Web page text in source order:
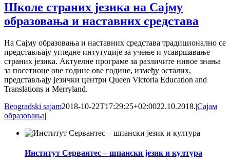
Школе страних језика на Сајму
образовања и наставних средстава
На Сајму образовања и наставних средстава традиционално се
представљају угледне интутуције за учење и усавршавање
страних језика. Актуелне програме за различите нивое знања
за посетиоце ове године ове године, између осталих,
представљају језички центри Queen Victoria Education and
Translations и Merryland.
Beogradski sajam2018-10-22T17:29:25+02:0022.10.2018.|Сајам
образовања|
Институт Сервантес – шпански језик и култура